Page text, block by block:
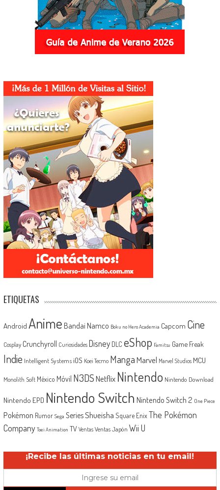
ETIQUETAS
Android Anime Bandai Namco Boku no Hero Academia Capcom Cine
Cosplay Crunchyroll Curiosidades Disney DLC eShop Famitsu Game Freak
Indie Intelligent Systems iOS Koei Tecmo MangaMarvel Marvel Studios MCU
Monolith Soft México Móvil N3DSNetflix Nintendo Nintendo Download
Nintendo EPD Nintendo Switch Nintendo Switch 2 One Piece
Pokémon Rumor Sega SeriesShueisha Square EnixThe Pokémon
Company Toei Animation TV Ventas Ventas Japón Wii U
¡Recibe las últimas noticias en tu email!